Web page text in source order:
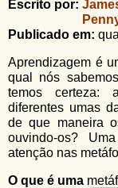
n
r
m
u
l
á
r
i
o
s
n
o
G
o
l
f
i
h
Escrito por:
Publicado em:
Aprendizagem é
qual nós
temos certeza:
diferentes umas
de que maneira
ouvindo-os?
atenção nas
O que é uma